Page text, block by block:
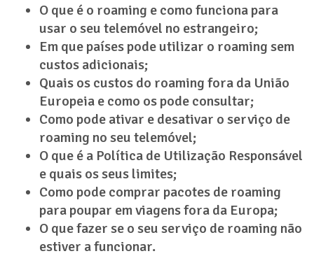
O que é o roaming e como funciona para
usar o seu telemóvel no estrangeiro;
Em que países pode utilizar o roaming sem
custos adicionais;
Quais os custos do roaming fora da União
Europeia e como os pode consultar;
Como pode ativar e desativar o serviço de
roaming no seu telemóvel;
O que é a Política de Utilização Responsável
e quais os seus limites;
Como pode comprar pacotes de roaming
para poupar em viagens fora da Europa;
O que fazer se o seu serviço de roaming não
estiver a funcionar.